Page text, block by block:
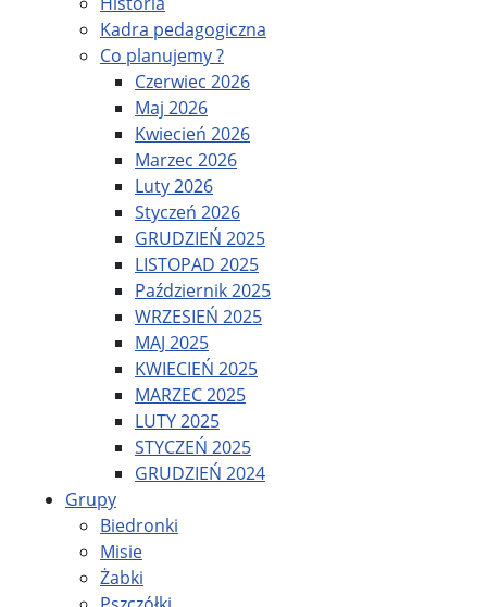
Kadra pedagogiczna
Co planujemy ?
Czerwiec 2026
Maj 2026
Kwiecień 2026
Marzec 2026
Luty 2026
Styczeń 2026
GRUDZIEŃ 2025
LISTOPAD 2025
Październik 2025
WRZESIEŃ 2025
MAJ 2025
KWIECIEŃ 2025
MARZEC 2025
LUTY 2025
STYCZEŃ 2025
GRUDZIEŃ 2024
Grupy
Biedronki
Misie
Żabki